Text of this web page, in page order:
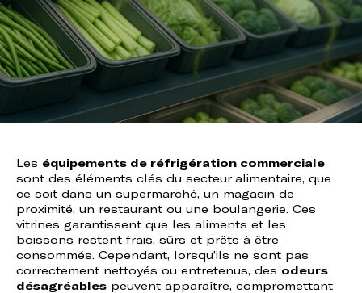
Les équipements de réfrigération commerciale
sont des éléments clés du secteur alimentaire, que
ce soit dans un supermarché, un magasin de
proximité, un restaurant ou une boulangerie. Ces
vitrines garantissent que les aliments et les
boissons restent frais, sûrs et prêts à être
consommés. Cependant, lorsqu’ils ne sont pas
correctement nettoyés ou entretenus, des odeurs
désagréablespeuvent apparaître, compromettant